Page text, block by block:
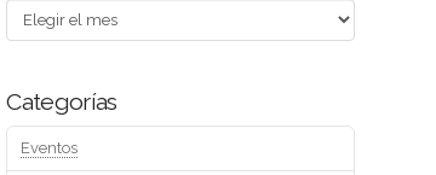
Archivos
Categorías
Eventos